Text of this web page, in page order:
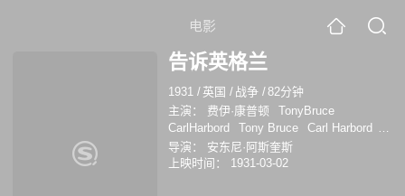
电影
告诉英格兰
1931 / 英国 / 战争 /82分钟
主演：
费伊·康普顿
TonyBruce
CarlHarbord
Tony Bruce
Carl Harbord
Gerald Rawlinson
沃利·帕奇
Lloyd
Hubert Harben
导演：
安东尼·阿斯奎斯
上映时间：
1931-03-02